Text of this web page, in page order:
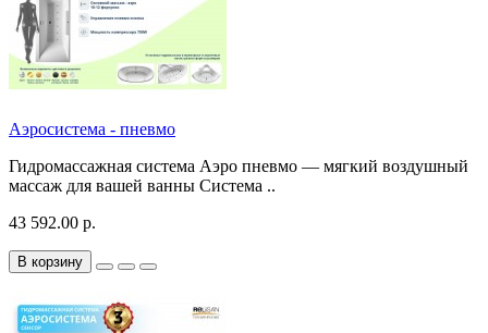
Аэросистема - пневмо
Гидромассажная система Аэро пневмо — мягкий воздушный
массаж для вашей ванны Система ..
43 592.00 р.
В корзину